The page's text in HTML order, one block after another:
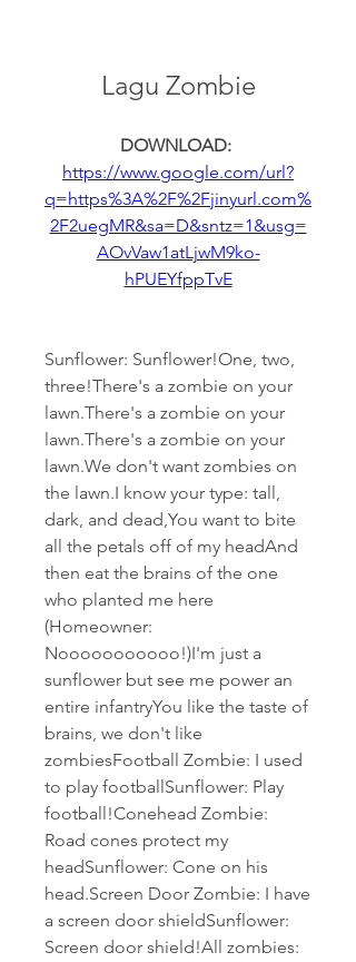
Lagu Zombie
https://www.google.com/url?
q=https%3A%2F%2Fjinyurl.com%
2F2uegMR&sa=D&sntz=1&usg=
AOvVaw1atLjwM9ko-
hPUEYfppTvE
Sunflower: Sunflower!One, two,
three!There's a zombie on your
lawn.There's a zombie on your
lawn.There's a zombie on your
lawn.We don't want zombies on
the lawn.I know your type: tall,
dark, and dead,You want to bite
all the petals off of my headAnd
then eat the brains of the one
who planted me here
(Homeowner:
Nooooooooooo!)I'm just a
sunflower but see me power an
entire infantryYou like the taste of
brains, we don't like
zombiesFootball Zombie: I used
to play footballSunflower: Play
football!Conehead Zombie:
Road cones protect my
headSunflower: Cone on his
head.Screen Door Zombie: I have
a screen door shieldSunflower:
Screen door shield!All zombies: